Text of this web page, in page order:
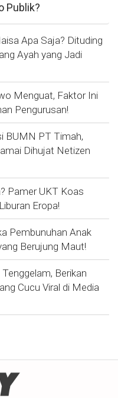
Publik?
Apa Saja? Dituding
Ayah yang Jadi
Menguat, Faktor Ini
Pengurusan!
BUMN PT Timah,
Dihujat Netizen
Pamer UKT Koas
Eropa!
Pembunuhan Anak
Berujung Maut!
Berikan
Cucu Viral di Media